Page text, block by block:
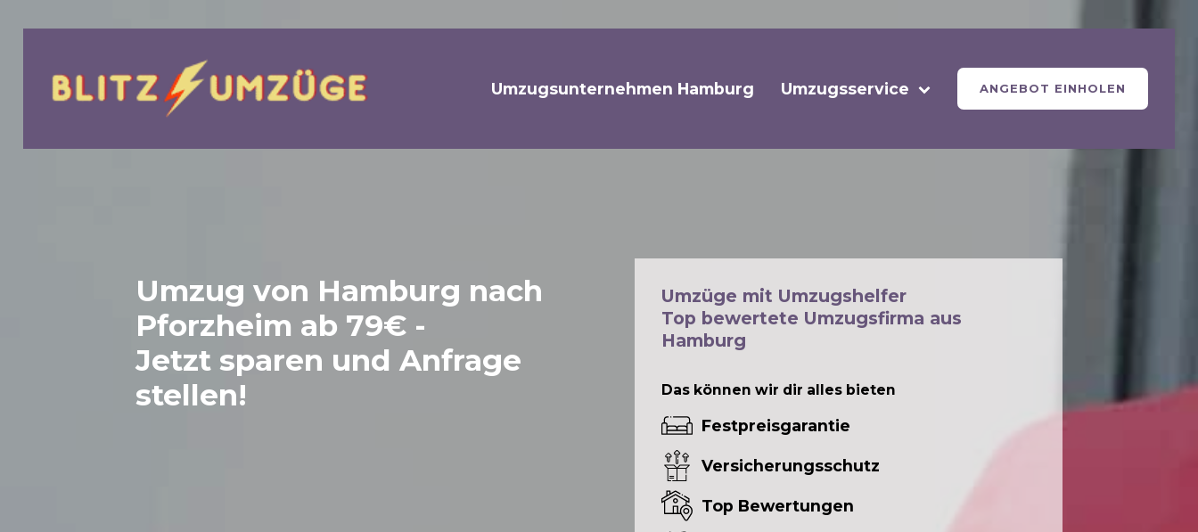
Umzugsunternehmen Hamburg Umzugsservice ANGEBOT EINHOLEN
Umzug von Hamburg nach
Pforzheim ab 79€ -
Jetzt sparen und Anfrage
stellen!
Umzüge mit Umzugshelfer
Top bewertete Umzugsfirma aus
Hamburg
Das können wir dir alles bieten
Festpreisgarantie
Versicherungsschutz
Top Bewertungen